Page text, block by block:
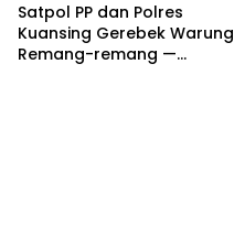
Satpol PP dan Polres
Kuansing Gerebek Warung
Remang-remang —